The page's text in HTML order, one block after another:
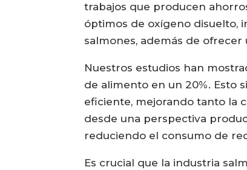
trabajos que producen
óptimos de oxígeno disuelto,
salmones, además de
Nuestros estudios han
de alimento en un 20%. Esto
eficiente, mejorando tanto la
desde una perspectiva
reduciendo el consumo de
Es crucial que la industria